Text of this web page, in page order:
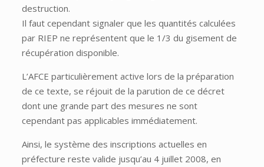
destruction.
Il faut cependant signaler que les quantités calculées
par RIEP ne représentent que le 1/3 du gisement de
récupération disponible.
L’AFCE particulièrement active lors de la préparation
de ce texte, se réjouit de la parution de ce décret
dont une grande part des mesures ne sont
cependant pas applicables immédiatement.
Ainsi, le système des inscriptions actuelles en
préfecture reste valide jusqu’au 4 juillet 2008, en